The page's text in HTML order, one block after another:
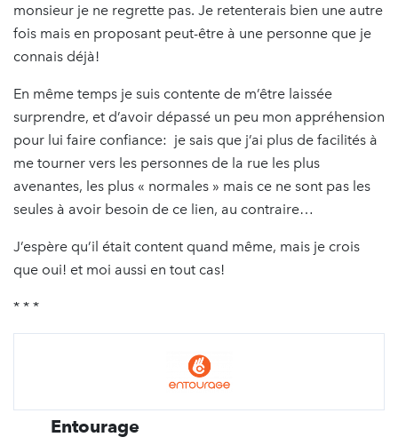
monsieur je ne regrette pas. Je retenterais bien une autre
fois mais en proposant peut-être à une personne que je
connais déjà!
En même temps je suis contente de m’être laissée
surprendre, et d’avoir dépassé un peu mon appréhension
pour lui faire confiance: je sais que j’ai plus de facilités à
me tourner vers les personnes de la rue les plus
avenantes, les plus « normales » mais ce ne sont pas les
seules à avoir besoin de ce lien, au contraire…
J’espère qu’il était content quand même, mais je crois
que oui! et moi aussi en tout cas!
* * *
Entourage